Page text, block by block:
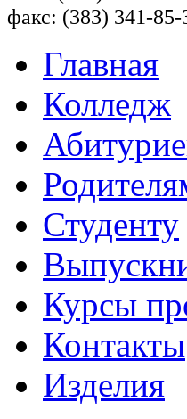
факс: (383) 341-85-
Главная
Колледж
Студенту
Курсы
Контакты
Изделия